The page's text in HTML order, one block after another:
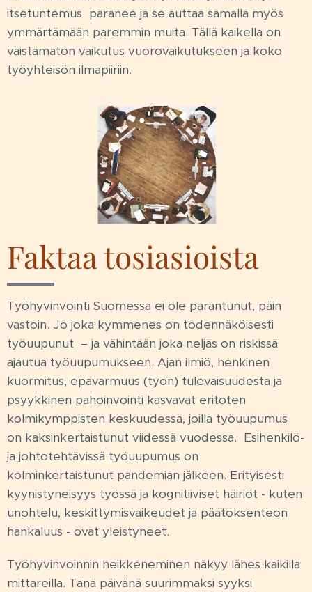
itsetuntemus paranee ja se auttaa samalla myös
ymmärtämään paremmin muita. Tällä kaikella on
väistämätön vaikutus vuorovaikutukseen ja koko
työyhteisön ilmapiiriin.
Faktaa tosiasioista
Työhyvinvointi Suomessa ei ole parantunut, päin
vastoin. Jo joka kymmenes on todennäköisesti
työuupunut – ja vähintään joka neljäs on riskissä
ajautua työuupumukseen. Ajan ilmiö, henkinen
kuormitus, epävarmuus (työn) tulevaisuudesta ja
psyykkinen pahoinvointi kasvavat eritoten
kolmikymppisten keskuudessa, joilla työuupumus
on kaksinkertaistunut viidessä vuodessa. Esihenkilö-
ja johtotehtävissä työuupumus on
kolminkertaistunut pandemian jälkeen. Erityisesti
kyynistyneisyys työssä ja kognitiiviset häiriöt - kuten
unohtelu, keskittymisvaikeudet ja päätöksenteon
hankaluus - ovat yleistyneet.
Työhyvinvoinnin heikkeneminen näkyy lähes kaikilla
mittareilla. Tänä päivänä suurimmaksi syyksi